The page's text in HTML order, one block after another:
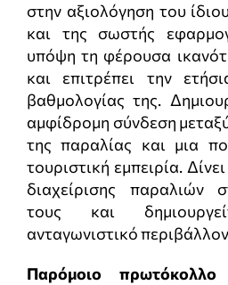
στην αξιολόγηση του
και της σωστής
υπόψη τη φέρουσα
και επιτρέπει την
βαθμολογίας της.
αμφίδρομη σύνδεση
της παραλίας και μια
τουριστική εμπειρία.
διαχείρισης παραλιών
τους και
ανταγωνιστικό
Παρόμοιο